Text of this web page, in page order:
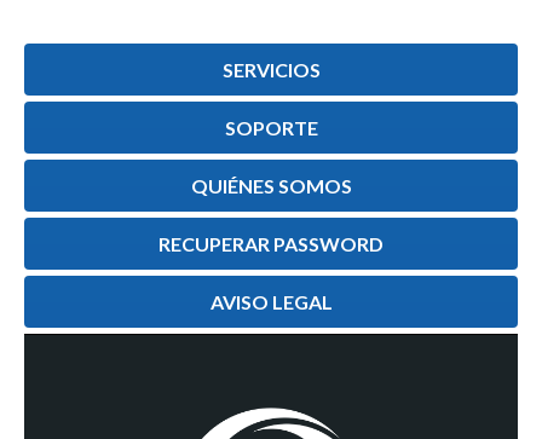
SERVICIOS
SOPORTE
QUIÉNES SOMOS
RECUPERAR PASSWORD
AVISO LEGAL